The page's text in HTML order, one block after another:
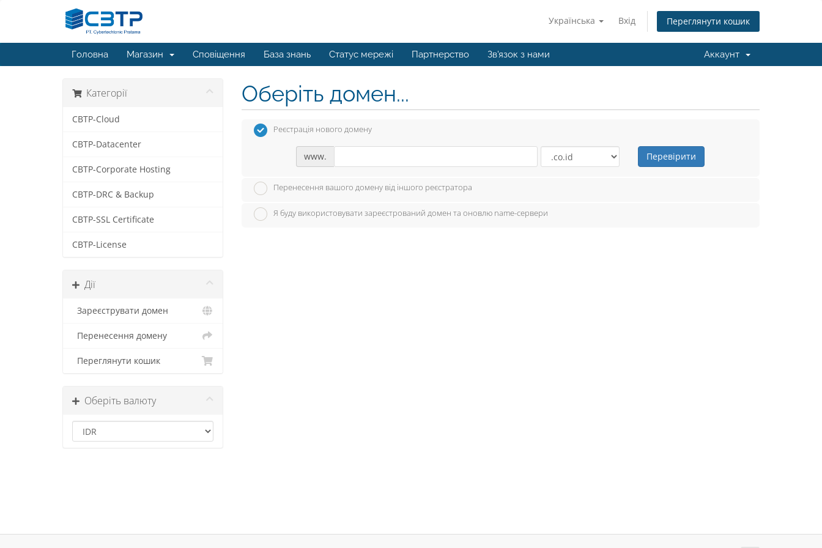
Українська Вхід Переглянути кошик
Головна Магазин Сповіщення База знань Статус мережі Партнерство Зв'язок з нами Аккаунт
Категорії
CBTP-Cloud
CBTP-Datacenter
CBTP-Corporate Hosting
CBTP-DRC & Backup
CBTP-SSL Certificate
CBTP-License
Дії
Зареєструвати домен
Перенесення домену
Переглянути кошик
Оберіть валюту
Оберіть домен...
Реєстрація нового домену
www. Перевірити
Перенесення вашого домену від іншого реєстратора
Я буду використовувати зареєстрований домен та оновлю name-сервери